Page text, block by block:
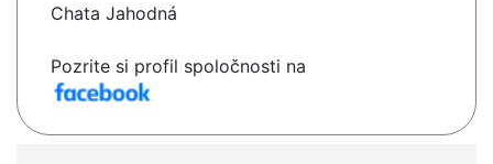
Chata Jahodná
Pozrite si profil spoločnosti na